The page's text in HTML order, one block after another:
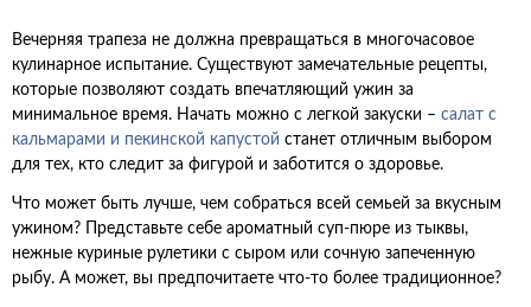
Вечерняя трапеза не должна превращаться в многочасовое
кулинарное испытание. Существуют замечательные рецепты,
которые позволяют создать впечатляющий ужин за
минимальное время. Начать можно с легкой закуски – салат с
кальмарами и пекинской капустой станет отличным выбором
для тех, кто следит за фигурой и заботится о здоровье.
Что может быть лучше, чем собраться всей семьей за вкусным
ужином? Представьте себе ароматный суп-пюре из тыквы,
нежные куриные рулетики с сыром или сочную запеченную
рыбу. А может, вы предпочитаете что-то более традиционное?